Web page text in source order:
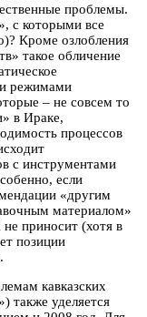
проблемы.
с которыми все
Кроме озлобления
такое обличение
режимами
– не совсем то
в Ираке,
процессов
с инструментами
если
«другим
материалом»
приносит (хотя в
позиции
кавказских
также уделяется